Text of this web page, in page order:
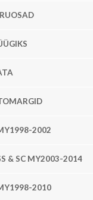
2002
& SC MY2003-2014
2010